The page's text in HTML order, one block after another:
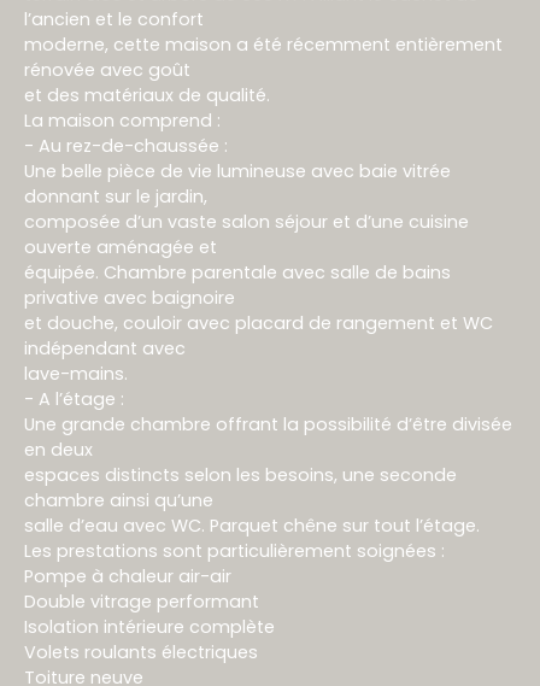
l’ancien et le confort
moderne, cette maison a été récemment entièrement
rénovée avec goût
et des matériaux de qualité.
La maison comprend :
- Au rez-de-chaussée :
Une belle pièce de vie lumineuse avec baie vitrée
donnant sur le jardin,
composée d’un vaste salon séjour et d’une cuisine
ouverte aménagée et
équipée. Chambre parentale avec salle de bains
privative avec baignoire
et douche, couloir avec placard de rangement et WC
indépendant avec
lave-mains.
- A l’étage :
Une grande chambre offrant la possibilité d’être divisée
en deux
espaces distincts selon les besoins, une seconde
chambre ainsi qu’une
salle d’eau avec WC. Parquet chêne sur tout l’étage.
Les prestations sont particulièrement soignées :
Pompe à chaleur air-air
Double vitrage performant
Isolation intérieure complète
Volets roulants électriques
Toiture neuve